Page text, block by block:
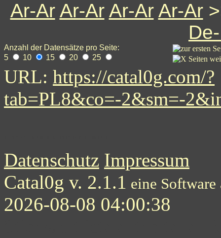
Ar-Ar Ar-Ar Ar-Ar Ar-Ar
Anzahl der Datensätze pro Seite:
5
10 15 20 25
URL: https://catal0g.com/?
tab=PL8&co=-2&sm=-
Datenschutz Impressum
Catal0g v. 2.1.1 eine Software
2026-08-08 04:00:38